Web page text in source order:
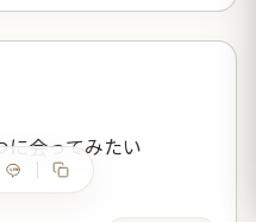
に会ってみたい